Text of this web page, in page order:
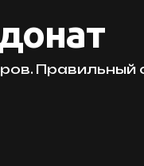
Правильный